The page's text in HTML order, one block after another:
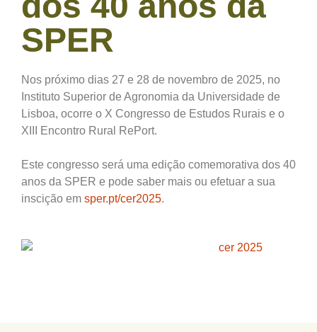
SPER
Nos próximo dias 27 e 28 de novembro de 2025, no
Instituto Superior de Agronomia da Universidade de
Lisboa, ocorre o X Congresso de Estudos Rurais e o
XIII Encontro Rural RePort.
Este congresso será uma edição comemorativa dos 40
anos da SPER e pode saber mais ou efetuar a sua
inscição em sper.pt/cer2025.